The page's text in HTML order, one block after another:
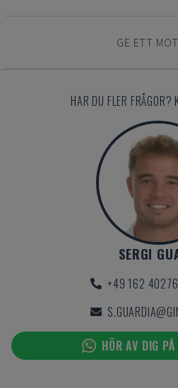
GE ETT
HAR DU FLER FRÅGOR?
SERGI
+49 162
HÖR AV DIG